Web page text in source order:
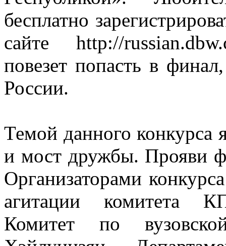
бесплатно
сайте http://
повезет попасть в
России.
Темой данного конкурса
и мост дружбы. Прояви
Организаторами
агитации комитета
Комитет по